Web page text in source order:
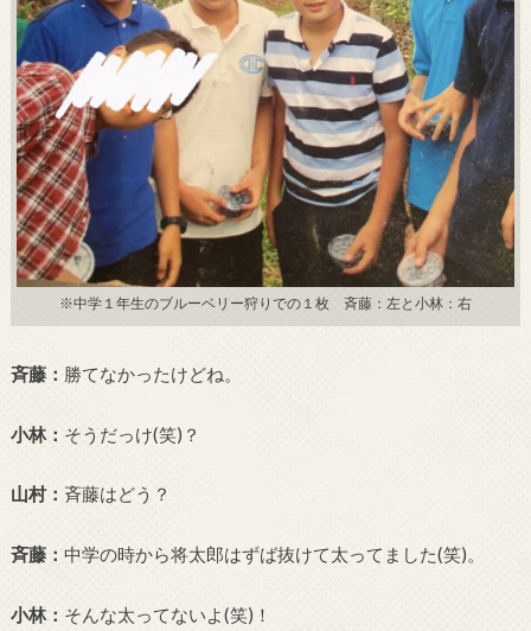
※中学１年生のブルーベリー狩りでの１枚 斉藤：左と小林：右
斉藤： 勝てなかったけどね。
小林： そうだっけ(笑)？
山村： 斉藤はどう？
斉藤： 中学の時から将太郎はずば抜けて太ってました(笑)。
小林： そんな太ってないよ(笑)！